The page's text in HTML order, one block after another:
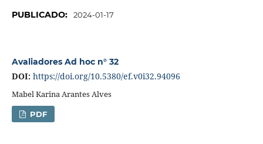
PUBLICADO: 2024-01-17
Avaliadores Ad hoc n° 32
DOI: https://doi.org/10.5380/ef.v0i32.94096
Mabel Karina Arantes Alves
PDF